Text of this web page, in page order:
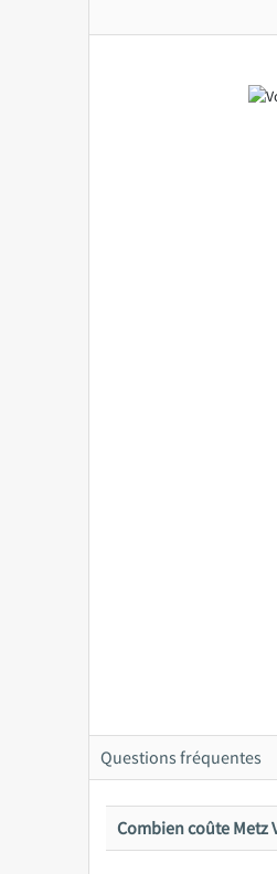
Questions fréquentes
Combien coûte Metz